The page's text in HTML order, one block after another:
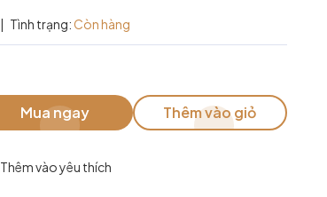
| Tình trạng:Còn hàng
Mua ngay Thêm vào giỏ
Thêm vào yêu thích